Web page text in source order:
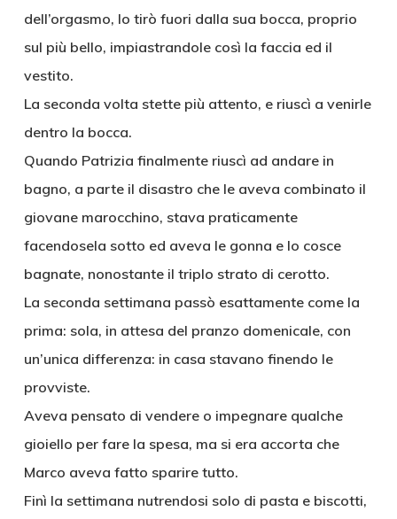
dell’orgasmo, lo tirò fuori dalla sua bocca, proprio
sul più bello, impiastrandole così la faccia ed il
vestito.
La seconda volta stette più attento, e riuscì a venirle
dentro la bocca.
Quando Patrizia finalmente riuscì ad andare in
bagno, a parte il disastro che le aveva combinato il
giovane marocchino, stava praticamente
facendosela sotto ed aveva le gonna e lo cosce
bagnate, nonostante il triplo strato di cerotto.
La seconda settimana passò esattamente come la
prima: sola, in attesa del pranzo domenicale, con
un’unica differenza: in casa stavano finendo le
provviste.
Aveva pensato di vendere o impegnare qualche
gioiello per fare la spesa, ma si era accorta che
Marco aveva fatto sparire tutto.
Finì la settimana nutrendosi solo di pasta e biscotti,